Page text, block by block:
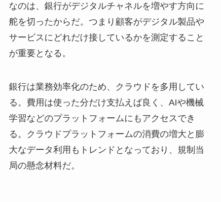
なのは、銀行がデジタルチャネルを増やす方向に
舵を切ったからだ。つまり顧客がデジタル製品や
サービスにどれだけ接しているかを測定すること
が重要となる。
銀行は業務効率化のため、クラウドを多用してい
る。費用は使った分だけ支払えば良く、AIや機械
学習などのプラットフォームにもアクセスでき
る。クラウドプラットフォームの消費の増大と膨
大なデータ利用もトレンドとなっており、規制当
局の懸念材料だ。